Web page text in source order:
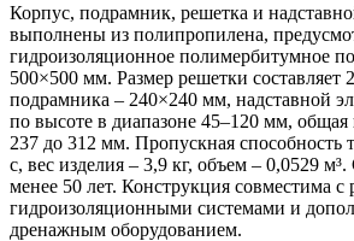
Корпус, подрамник, решетка и
выполнены из полипропилена,
гидроизоляционное полимербитумное
500×500 мм. Размер решетки составляет
подрамника – 240×240 мм, надставной
по высоте в диапазоне 45–120 мм,
237 до 312 мм. Пропускная способность
с, вес изделия – 3,9 кг, объем – 0,0529
менее 50 лет. Конструкция совместима
гидроизоляционными системами и
дренажным оборудованием.